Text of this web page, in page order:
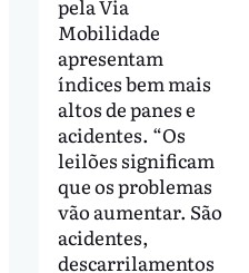
pela Via
Mobilidade
apresentam
índices bem mais
altos de panes e
acidentes. “Os
leilões significam
que os problemas
vão aumentar. São
acidentes,
descarrilamentos